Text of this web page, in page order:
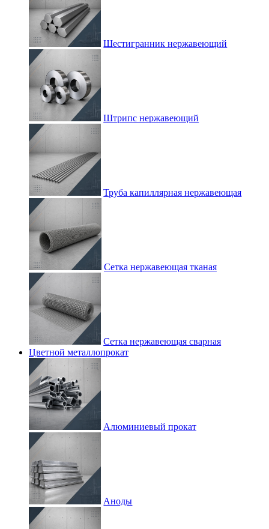
Шестигранник нержавеющий
Штрипс нержавеющий
Труба капиллярная нержавеющая
Сетка нержавеющая тканая
Сетка нержавеющая сварная
Цветной металлопрокат
Алюминиевый прокат
Аноды